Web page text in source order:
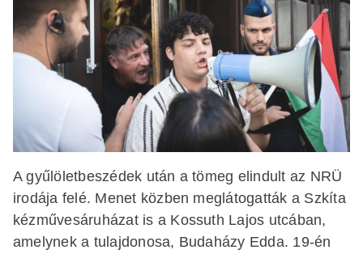
A gyűlöletbeszédek után a tömeg elindult az NRÜ
irodája felé. Menet közben meglátogatták a Szkíta
kézművesáruházat is a Kossuth Lajos utcában,
amelynek a tulajdonosa, Budaházy Edda. 19-én